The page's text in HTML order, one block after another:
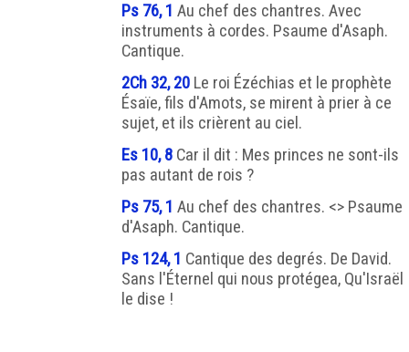
Ps 76, 1 Au chef des chantres. Avec
instruments à cordes. Psaume d'Asaph.
Cantique.
2Ch 32, 20 Le roi Ézéchias et le prophète
Ésaïe, fils d'Amots, se mirent à prier à ce
sujet, et ils crièrent au ciel.
Es 10, 8 Car il dit : Mes princes ne sont-ils
pas autant de rois ?
Ps 75, 1 Au chef des chantres. <> Psaume
d'Asaph. Cantique.
Ps 124, 1 Cantique des degrés. De David.
Sans l'Éternel qui nous protégea, Qu'Israël
le dise !